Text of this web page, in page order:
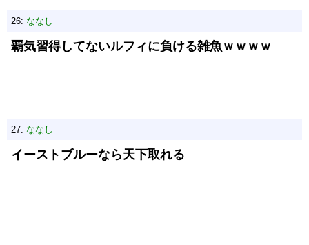
26: ななし
覇気習得してないルフィに負ける雑魚ｗｗｗｗ
27: ななし
イーストブルーなら天下取れる